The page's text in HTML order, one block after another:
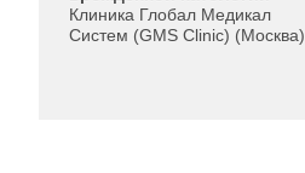
Клиника Глобал Медикал
Систем (GMS Clinic) (Москва)